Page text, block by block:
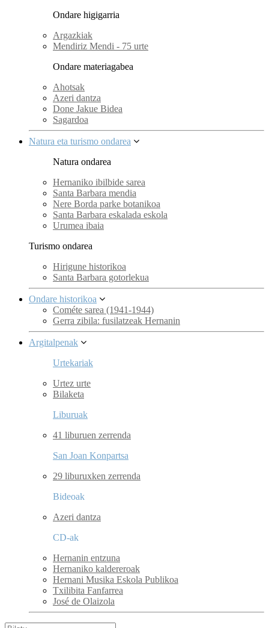
Ondare higigarria
Argazkiak
Mendiriz Mendi - 75 urte
Ondare materiagabea
Ahotsak
Azeri dantza
Done Jakue Bidea
Sagardoa
Natura eta turismo ondarea
Natura ondarea
Hernaniko ibilbide sarea
Santa Barbara mendia
Nere Borda parke botanikoa
Santa Barbara eskalada eskola
Urumea ibaia
Turismo ondarea
Hirigune historikoa
Santa Barbara gotorlekua
Ondare historikoa
Cométe sarea (1941-1944)
Gerra zibila: fusilatzeak Hernanin
Argitalpenak
Urtekariak
Urtez urte
Bilaketa
Liburuak
41 liburuen zerrenda
San Joan Konpartsa
29 liburuxken zerrenda
Bideoak
Azeri dantza
CD-ak
Hernanin entzuna
Hernaniko kaldereroak
Hernani Musika Eskola Publikoa
Txilibita Fanfarrea
José de Olaizola